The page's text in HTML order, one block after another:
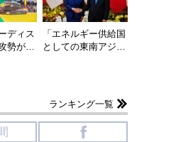
ディス
勢が…
「エネルギー供給国
としての東南アジ…
ランキング一覧